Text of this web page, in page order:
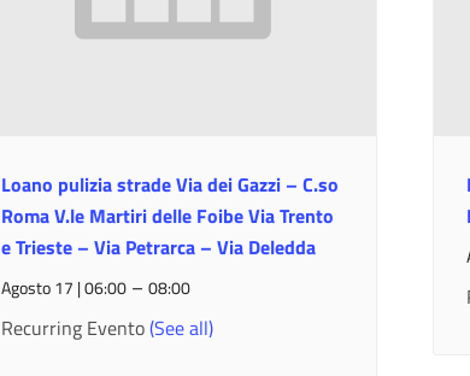
Loano pulizia strade Via dei Gazzi – C.so
Roma V.le Martiri delle Foibe Via Trento
e Trieste – Via Petrarca – Via Deledda
Agosto 17 | 06:00– 08:00
Recurring Evento(See all)